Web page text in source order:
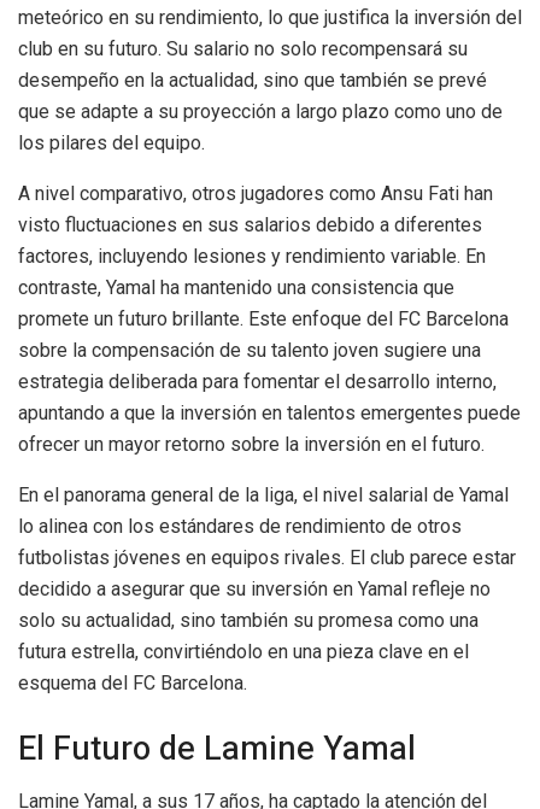
meteórico en su rendimiento, lo que justifica la inversión del
club en su futuro. Su salario no solo recompensará su
desempeño en la actualidad, sino que también se prevé
que se adapte a su proyección a largo plazo como uno de
los pilares del equipo.
A nivel comparativo, otros jugadores como Ansu Fati han
visto fluctuaciones en sus salarios debido a diferentes
factores, incluyendo lesiones y rendimiento variable. En
contraste, Yamal ha mantenido una consistencia que
promete un futuro brillante. Este enfoque del FC Barcelona
sobre la compensación de su talento joven sugiere una
estrategia deliberada para fomentar el desarrollo interno,
apuntando a que la inversión en talentos emergentes puede
ofrecer un mayor retorno sobre la inversión en el futuro.
En el panorama general de la liga, el nivel salarial de Yamal
lo alinea con los estándares de rendimiento de otros
futbolistas jóvenes en equipos rivales. El club parece estar
decidido a asegurar que su inversión en Yamal refleje no
solo su actualidad, sino también su promesa como una
futura estrella, convirtiéndolo en una pieza clave en el
esquema del FC Barcelona.
El Futuro de Lamine Yamal
Lamine Yamal, a sus 17 años, ha captado la atención del